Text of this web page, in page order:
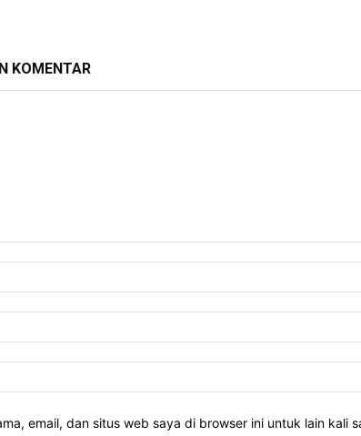
KOMENTAR
email, dan situs web saya di browser ini untuk lain kali